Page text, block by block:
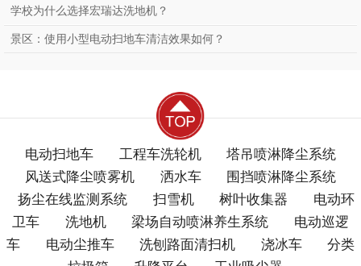
学校为什么选择宏瑞达洗地机？
景区：使用小型电动扫地车清洁效果如何？
电动扫地车 工程车洗轮机
塔吊喷淋降尘系统
风送式降尘喷雾机
洒水车
围挡喷淋降尘系统
扬尘在线监测系统
扫雪机 树叶收集器
电动环
卫车
洗地机 梁场自动喷淋养生系统
电动巡逻
车
电动尘推车 洗刨路面清扫机 浇冰车
分类